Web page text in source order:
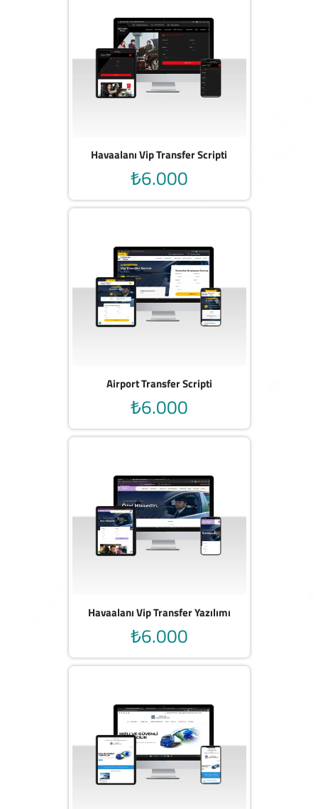
Havaalanı Vip Transfer Scripti
₺6.000
Airport Transfer Scripti
₺6.000
Havaalanı Vip Transfer Yazılımı
₺6.000